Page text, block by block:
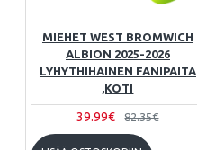
MIEHET WEST BROMWICH
ALBION 2025-2026
LYHYTHIHAINEN FANIPAITA
,KOTI
39.99€ 82.35€